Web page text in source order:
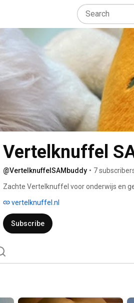
Vertelknuffel
@VertelknuffelSAMbuddy • 7
Zachte Vertelknuffel voor onderwijs en
vertelknuffel.nl
Subscribe